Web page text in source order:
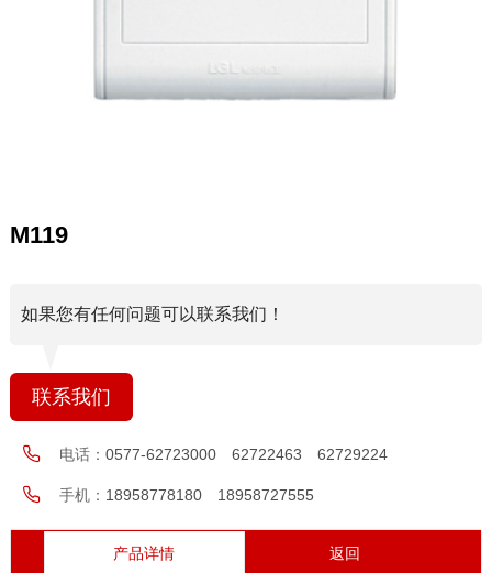
M119
如果您有任何问题可以联系我们！
联系我们
电话： 0577-62723000 62722463 62729224
手机： 18958778180 18958727555
产品详情 返回